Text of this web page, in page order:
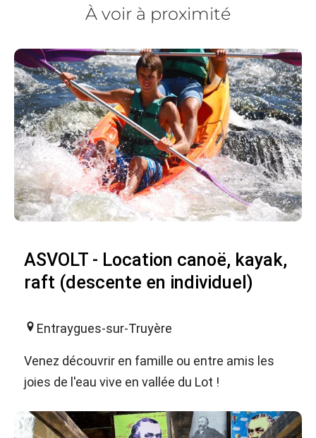
À voir à proximité
ASVOLT - Location canoë, kayak,
raft (descente en individuel)
Entraygues-sur-Truyère
Venez découvrir en famille ou entre amis les
joies de l'eau vive en vallée du Lot !